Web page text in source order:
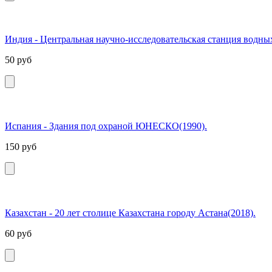
Индия - Центральная научно-исследовательская станция
50 руб
Испания - Здания под охраной ЮНЕСКО(1990).
150 руб
Казахстан - 20 лет столице Казахстана городу Астана(2018).
60 руб